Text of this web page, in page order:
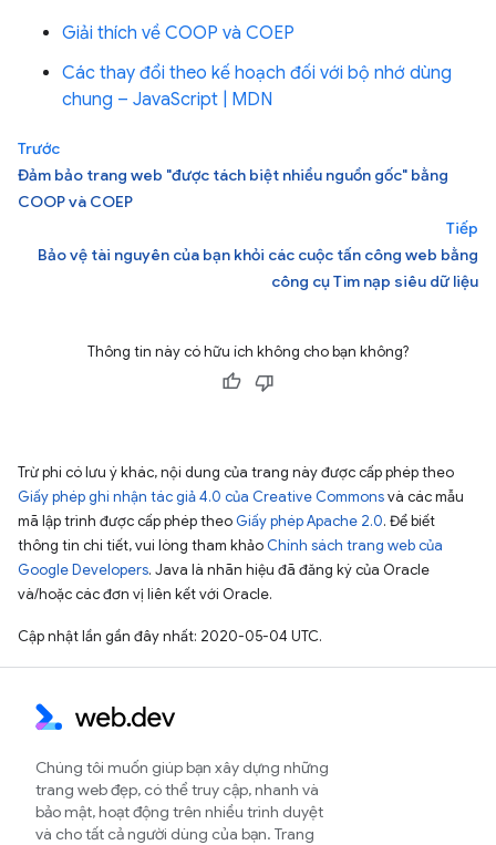
Giải thích về COOP và COEP
Các thay đổi theo kế hoạch đối với bộ nhớ dùng
chung – JavaScript | MDN
Trước
Đảm bảo trang web "được tách biệt nhiều nguồn gốc" bằng
COOP và COEP
Tiếp
Bảo vệ tài nguyên của bạn khỏi các cuộc tấn công web bằng
công cụ Tìm nạp siêu dữ liệu
Thông tin này có hữu ích không cho bạn không?
Trừ phi có lưu ý khác, nội dung của trang này được cấp phép theo
Giấy phép ghi nhận tác giả 4.0 của Creative Commonsvà các mẫu
mã lập trình được cấp phép theo Giấy phép Apache 2.0. Để biết
thông tin chi tiết, vui lòng tham khảo Chính sách trang web của
Google Developers. Java là nhãn hiệu đã đăng ký của Oracle
và/hoặc các đơn vị liên kết với Oracle.
Cập nhật lần gần đây nhất: 2020-05-04 UTC.
Chúng tôi muốn giúp bạn xây dựng những
trang web đẹp, có thể truy cập, nhanh và
bảo mật, hoạt động trên nhiều trình duyệt
và cho tất cả người dùng của bạn. Trang